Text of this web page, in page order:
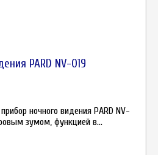
PARD NV-019
ночного видения PARD NV-
зумом, функцией в...